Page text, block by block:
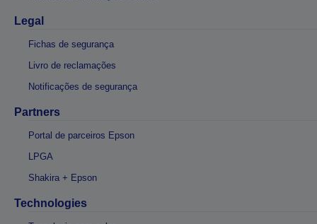
Legal
Fichas de segurança
Livro de reclamações
Notificações de segurança
Partners
Portal de parceiros Epson
LPGA
Shakira + Epson
Technologies